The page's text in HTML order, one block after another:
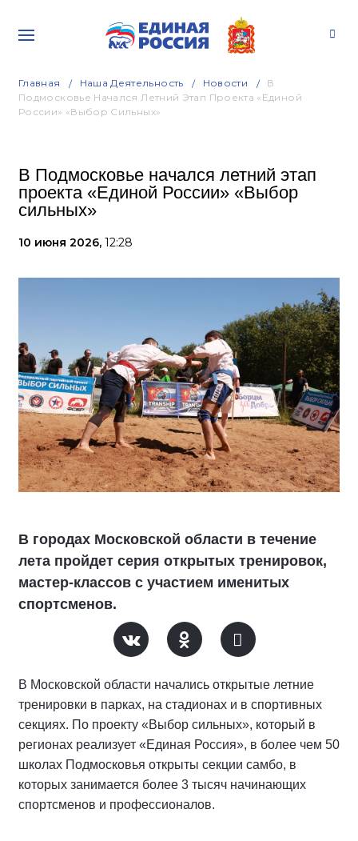
Главная Наша Деятельность Новости
В
Подмосковье Начался Летний Этап Проекта «Единой
России» «Выбор Сильных»
В Подмосковье начался летний этап
проекта «Единой России» «Выбор
сильных»
10 июня 2026, 12:28
В городах Московской области в течение
лета пройдет серия открытых тренировок,
мастер-классов с участием именитых
спортсменов.
В Московской области начались открытые летние
тренировки в парках, на стадионах и в спортивных
секциях. По проекту «Выбор сильных», который в
регионах реализует «Единая Россия», в более чем 50
школах Подмосковья открыты секции самбо, в
которых занимается более 3 тысяч начинающих
спортсменов и профессионалов.